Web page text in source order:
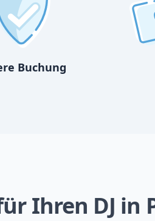
Buchung
Ihren DJ in